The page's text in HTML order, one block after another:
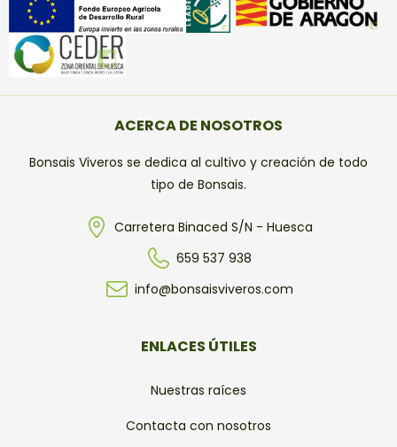
ACERCA DE NOSOTROS
Bonsais Viveros se dedica al cultivo y creación de todo
tipo de Bonsais.
Carretera Binaced S/N - Huesca
659 537 938
info@bonsaisviveros.com
ENLACES ÚTILES
Nuestras raíces
Contacta con nosotros